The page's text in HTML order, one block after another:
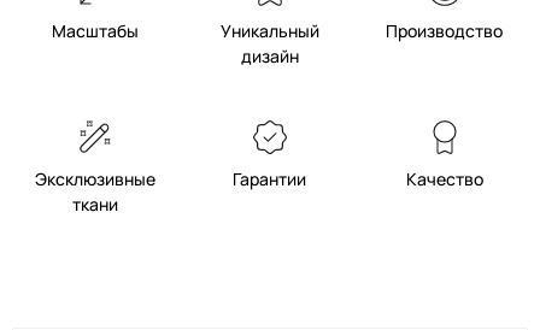
Масштабы
Уникальный
дизайн
Производство
Эксклюзивные
ткани
Гарантии Качество